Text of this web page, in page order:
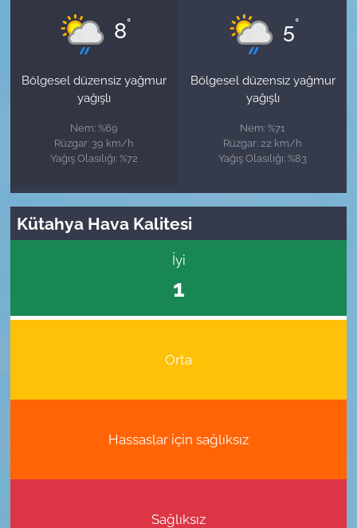
8°
Bölgesel düzensiz yağmur
yağışlı
Nem: %69
Rüzgar: 39 km/h
Yağış Olasılığı: %72
5°
Bölgesel düzensiz yağmur
yağışlı
Nem: %71
Rüzgar: 22 km/h
Yağış Olasılığı: %83
Kütahya Hava Kalitesi
İyi
1
Orta
Hassaslar için sağlıksız
Sağlıksız